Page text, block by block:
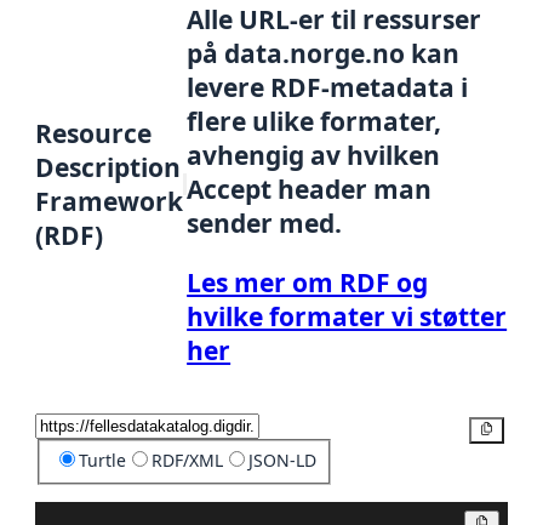
Resource
Description
Framework
(RDF)
Alle URL-er til ressurser
på data.norge.no kan
levere RDF-metadata i
flere ulike formater,
avhengig av hvilken
Accept header man
sender med.
Les mer om RDF og
hvilke formater vi støtter
her
Turtle RDF/XML JSON-LD